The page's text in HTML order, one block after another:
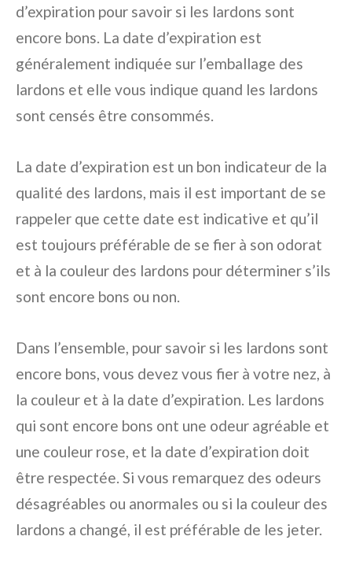
d’expiration pour savoir si les lardons sont
encore bons. La date d’expiration est
généralement indiquée sur l’emballage des
lardons et elle vous indique quand les lardons
sont censés être consommés.
La date d’expiration est un bon indicateur de la
qualité des lardons, mais il est important de se
rappeler que cette date est indicative et qu’il
est toujours préférable de se fier à son odorat
et à la couleur des lardons pour déterminer s’ils
sont encore bons ou non.
Dans l’ensemble, pour savoir si les lardons sont
encore bons, vous devez vous fier à votre nez, à
la couleur et à la date d’expiration. Les lardons
qui sont encore bons ont une odeur agréable et
une couleur rose, et la date d’expiration doit
être respectée. Si vous remarquez des odeurs
désagréables ou anormales ou si la couleur des
lardons a changé, il est préférable de les jeter.